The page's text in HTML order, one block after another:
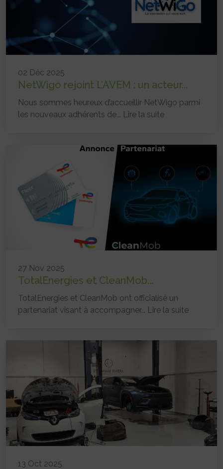
02 Déc 2025
NetWigo rejoint L’AVEM : un acteur...
Nous sommes heureux d’accueillir NetWigo parmi
les nouveaux adhérents de... Lire la suite
27 Nov 2025
TotalEnergies et CleanMob...
TotalEnergies et CleanMob ont officialisé un
partenariat visant à accompagner... Lire la suite
13 Oct 2025